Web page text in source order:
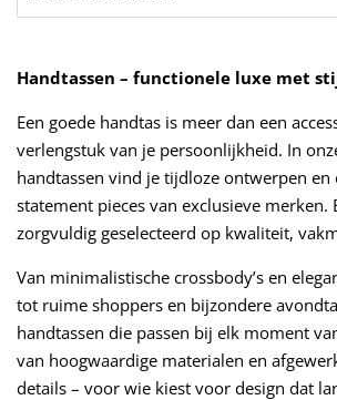
Handtassen – functionele luxe met
Een goede handtas is meer dan een
verlengstuk van je persoonlijkheid. In
handtassen vind je tijdloze ontwerpen en
statement pieces van exclusieve merken.
zorgvuldig geselecteerd op kwaliteit,
Van minimalistische crossbody’s en
tot ruime shoppers en bijzondere
handtassen die passen bij elk moment
van hoogwaardige materialen en
details – voor wie kiest voor design dat